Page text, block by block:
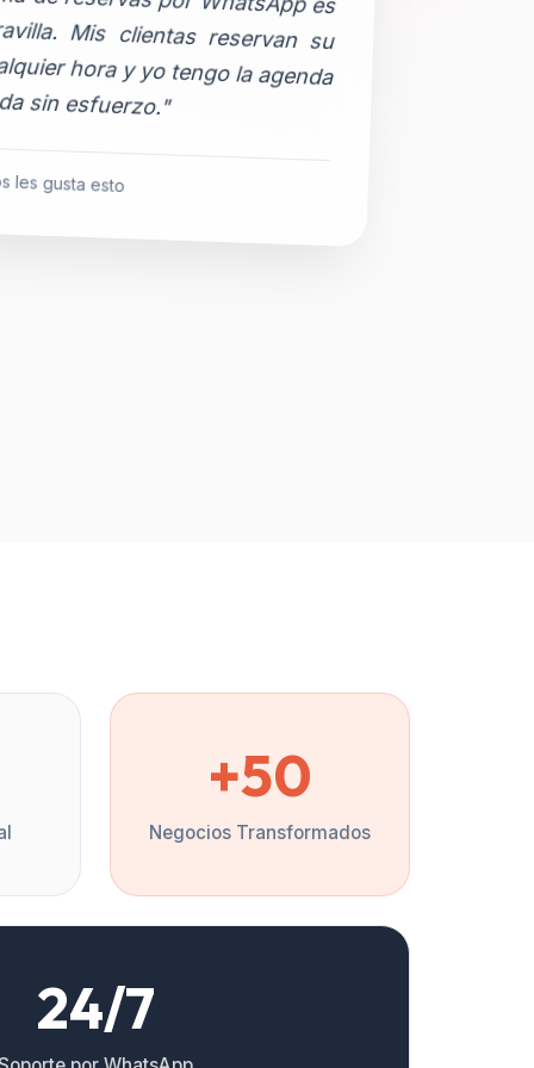
sin esfuerzo."
les gusta esto
+50
Negocios Transformados
24/7